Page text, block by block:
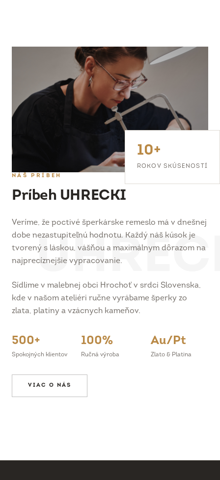
10+
ROKOV SKÚSENOSTÍ
NÁŠ PRÍBEH
Príbeh UHRECKI
Veríme, že poctivé šperkárske remeslo má v dnešnej
dobe nezastupiteľnú hodnotu. Každý náš kúsok je
tvorený s láskou, vášňou a maximálnym dôrazom na
najprecíznejšie vypracovanie.
Sídlime v malebnej obci Hrochoť v srdci Slovenska,
kde v našom ateliéri ručne vyrábame šperky zo
zlata, platiny a vzácnych kameňov.
500+
Spokojných klientov
100%
Ručná výroba
Au/Pt
Zlato & Platina
VIAC O NÁS